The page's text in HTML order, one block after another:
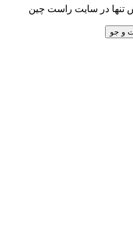
در سایت راست چین
و جو